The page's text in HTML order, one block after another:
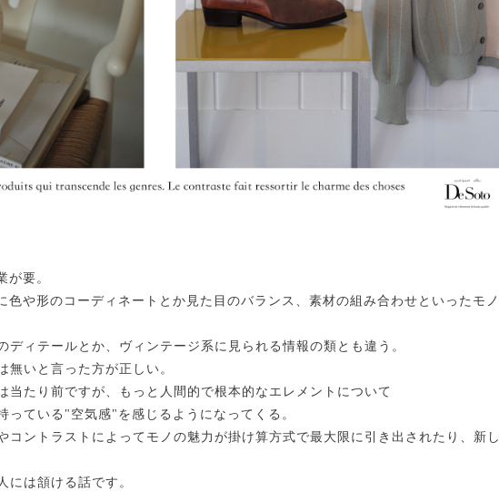
が要。
色や形のコーディネートとか見た目のバランス、素材の組み合わせといったモノ
ディテールとか、ヴィンテージ系に見られる情報の類とも違う。
無いと言った方が正しい。
当たり前ですが、もっと人間的で根本的なエレメントについて
っている"空気感"を感じるようになってくる。
コントラストによってモノの魅力が掛け算方式で最大限に引き出されたり、新し
には頷ける話です。